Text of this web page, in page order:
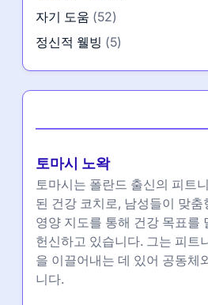
자기 도움 (52)
정신적 웰빙 (5)
토마시 노왁
토마시는 폴란드 출신의 피트
된 건강 코치로, 남성들이 맞
영양 지도를 통해 건강 목표를
헌신하고 있습니다. 그는 피트
을 이끌어내는 데 있어 공동체
니다.